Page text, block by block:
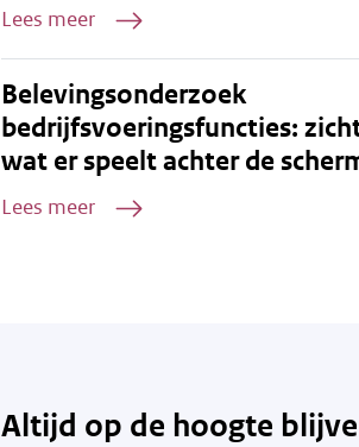
Lees meer
Belevingsonderzoek
bedrijfsvoeringsfuncties:
wat er speelt achter de
Lees meer
Altijd op de hoogte